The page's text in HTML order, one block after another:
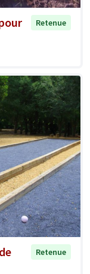
Retenue
Retenue